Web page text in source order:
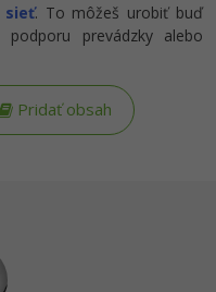
sieť. To môžeš urobiť buď
podporu prevádzky alebo
Pridať obsah